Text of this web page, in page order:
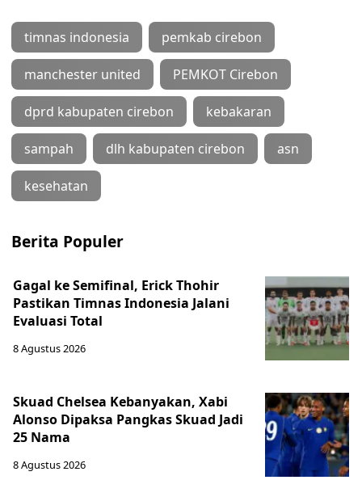
timnas indonesia pemkab cirebon
manchester united PEMKOT Cirebon
dprd kabupaten cirebon kebakaran
sampah dlh kabupaten cirebon asn
kesehatan
Berita Populer
Gagal ke Semifinal, Erick Thohir
Pastikan Timnas Indonesia Jalani
Evaluasi Total
8 Agustus 2026
Skuad Chelsea Kebanyakan, Xabi
Alonso Dipaksa Pangkas Skuad Jadi
25 Nama
8 Agustus 2026